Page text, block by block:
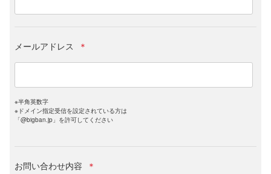
メールアドレス ＊
※半角英数字
※ドメイン指定受信を設定されている方は
「@bigban.jp」を許可してください
お問い合わせ内容 ＊